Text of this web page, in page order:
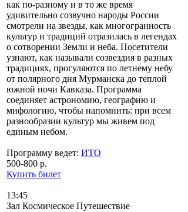
как по-разному и в то же время
удивительно созвучно народы России
смотрели на звезды, как многогранность
культур и традиций отразилась в легендах
о сотворении Земли и неба. Посетители
узнают, как называли созвездия в разных
традициях, прогуляются по летнему небу
от полярного дня Мурманска до теплой
южной ночи Кавказа. Программа
соединяет астрономию, географию и
мифологию, чтобы напомнить: при всем
разнообразии культур мы живем под
единым небом.
Программу ведет: ИТО
500-800 р.
Купить билет
13:45
Зал Космическое Путешествие